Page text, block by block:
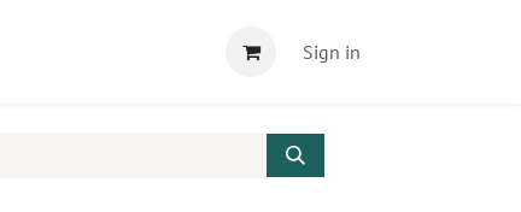
Sign in